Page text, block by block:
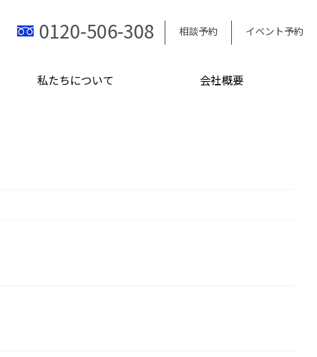
0120-506-308 相談予約 イベント予約
私たちについて 会社概要